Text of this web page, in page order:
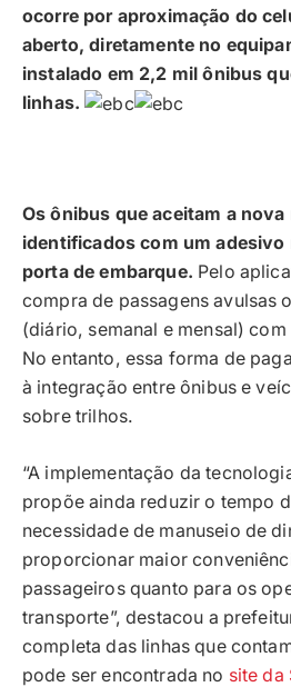
ocorre por aproximação do
aberto, diretamente no
instalado em 2,2 mil ônibus
linhas.
Os ônibus que aceitam a
identificados com um adesivo
porta de embarque. Pelo
compra de passagens avulsas
(diário, semanal e mensal)
No entanto, essa forma de
à integração entre ônibus e
sobre trilhos.
“A implementação da
propõe ainda reduzir o tempo
necessidade de manuseio de
proporcionar maior
passageiros quanto para os
transporte”, destacou a
completa das linhas que
pode ser encontrada no site da